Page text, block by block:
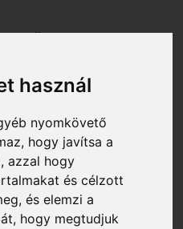
használ
nyomkövető
hogy javítsa a
azzal hogy
és célzott
és elemzi a
hogy megtudjuk
termék / 685